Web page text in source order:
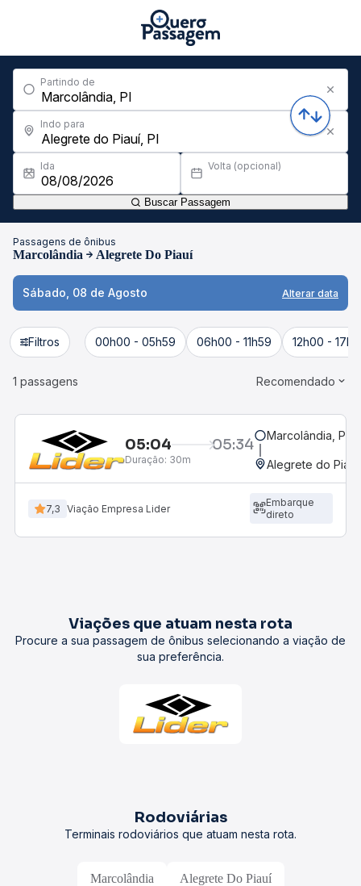
Partindo de
Indo para
Ida Volta (opcional)
Buscar Passagem
Passagens de ônibus
Marcolândia Alegrete Do Piauí
Sábado, 08 de Agosto Alterar data
Filtros 00h00 - 05h59 06h00 - 11h59 12h00 -
1 passagens Recomendado
05:04 05:34
Duração: 30m
Marcolândia, PI
Alegrete do
7,3 Viação Empresa Lider
Embarque
direto
Viações que atuam nesta rota
Procure a sua passagem de ônibus selecionando a viação de
sua preferência.
Rodoviárias
Terminais rodoviários que atuam nesta rota.
Marcolândia Alegrete Do Piauí